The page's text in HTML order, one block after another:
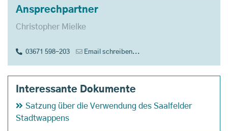
Ansprechpartner
Christopher Mielke
03671 598-203 Email schreiben...
Interessante Dokumente
Satzung über die Verwendung des Saalfelder
Stadtwappens